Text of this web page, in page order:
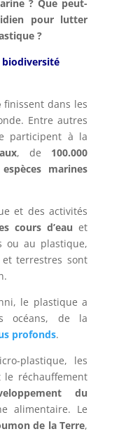
? Que peut-
pour lutter
?
biodiversité
finissent dans les
Entre autres
participent à la
, de 100.000
marines
et des activités
cours d’eau et
ou au plastique,
terrestres sont
le plastique a
océans, de la
profonds.
plastique, les
réchauffement
du
alimentaire. Le
de la Terre,